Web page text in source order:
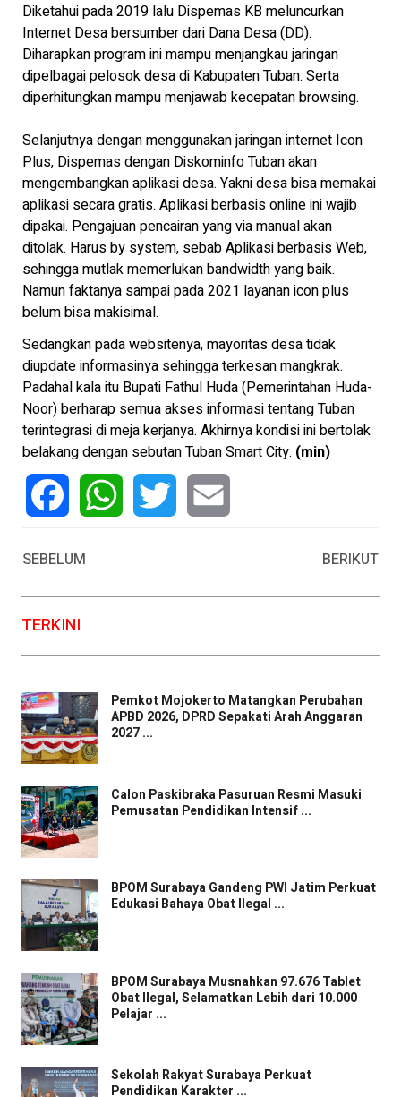
Diketahui pada 2019 lalu Dispemas KB meluncurkan
Internet Desa bersumber dari Dana Desa (DD).
Diharapkan program ini mampu menjangkau jaringan
dipelbagai pelosok desa di Kabupaten Tuban. Serta
diperhitungkan mampu menjawab kecepatan browsing.
Selanjutnya dengan menggunakan jaringan internet Icon
Plus, Dispemas dengan Diskominfo Tuban akan
mengembangkan aplikasi desa. Yakni desa bisa memakai
aplikasi secara gratis. Aplikasi berbasis online ini wajib
dipakai. Pengajuan pencairan yang via manual akan
ditolak. Harus by system, sebab Aplikasi berbasis Web,
sehingga mutlak memerlukan bandwidth yang baik.
Namun faktanya sampai pada 2021 layanan icon plus
belum bisa makisimal.
Sedangkan pada websitenya, mayoritas desa tidak
diupdate informasinya sehingga terkesan mangkrak.
Padahal kala itu Bupati Fathul Huda (Pemerintahan Huda-
Noor) berharap semua akses informasi tentang Tuban
terintegrasi di meja kerjanya. Akhirnya kondisi ini bertolak
belakang dengan sebutan Tuban Smart City. (min)
SEBELUM
BERIKUT
TERKINI
Pemkot Mojokerto Matangkan Perubahan
APBD 2026, DPRD Sepakati Arah Anggaran
2027 ...
Calon Paskibraka Pasuruan Resmi Masuki
Pemusatan Pendidikan Intensif ...
BPOM Surabaya Gandeng PWI Jatim Perkuat
Edukasi Bahaya Obat Ilegal ...
BPOM Surabaya Musnahkan 97.676 Tablet
Obat Ilegal, Selamatkan Lebih dari 10.000
Pelajar ...
Sekolah Rakyat Surabaya Perkuat
Pendidikan Karakter ...